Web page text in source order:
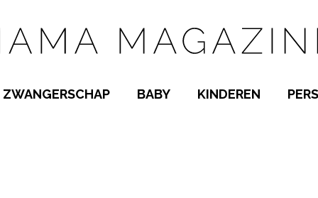
ZWANGERSCHAP BABY KINDEREN